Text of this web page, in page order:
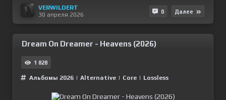
VERWILDERT
30 апреля 2026
0 Далее
Dream On Dreamer - Heavens (2026)
1 828
Альбомы 2026 | Alternative | Сore | Lossless